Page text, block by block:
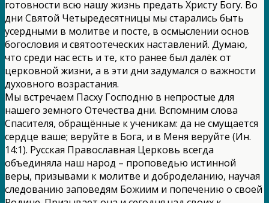
готовности всю нашу жизнь предать Христу Богу. Во
дни Святой Четыредесятницы мы старались быть
усердными в молитве и посте, в осмыслении основ
богословия и святоотеческих наставлений. Думаю,
что среди нас есть и те, кто ранее был далёк от
церковной жизни, а в эти дни задумался о важности
духовного возрастания.
Мы встречаем Пасху Господню в непростые для
нашего земного Отечества дни. Вспомним слова
Спасителя, обращённые к ученикам: да не смущается
сердце ваше; веруйте в Бога, и в Меня веруйте (Ин.
14:1). Русская Православная Церковь всегда
объединяла наш народ – проповедью истинной
веры, призывами к молитве и доброделанию, научая
следованию заповедям Божиим и попечению о своей